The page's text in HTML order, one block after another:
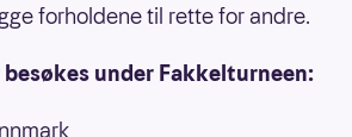
forholdene til rette for andre.
under Fakkelturneen: